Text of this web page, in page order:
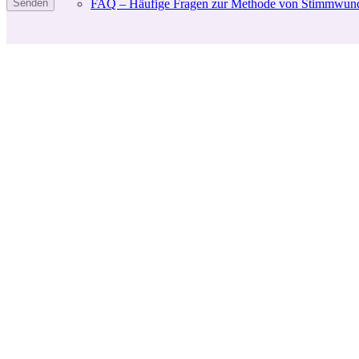
FAQ – Häufige Fragen zur Methode von
Senden